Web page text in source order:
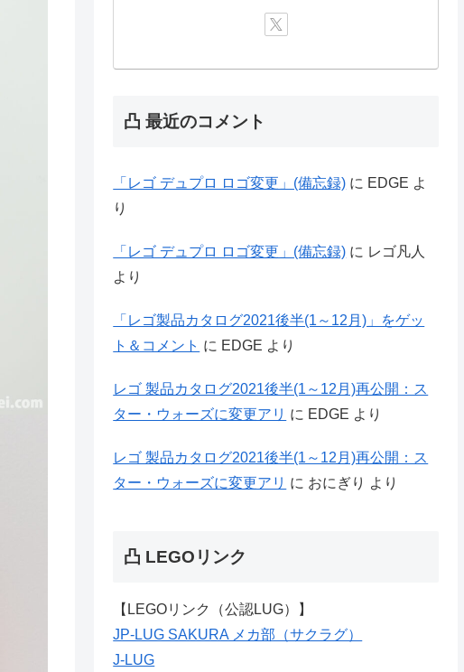
凸 最近のコメント
「レゴ デュプロ ロゴ変更」(備忘録) に EDGE よ
り
「レゴ デュプロ ロゴ変更」(備忘録) に レゴ凡人
より
「レゴ製品カタログ2021後半(1～12月)」をゲッ
ト＆コメント に EDGE より
レゴ 製品カタログ2021後半(1～12月)再公開：ス
ター・ウォーズに変更アリ に EDGE より
レゴ 製品カタログ2021後半(1～12月)再公開：ス
ター・ウォーズに変更アリ に おにぎり より
凸 LEGOリンク
【LEGOリンク（公認LUG）】
JP-LUG SAKURA メカ部（サクラグ）
J-LUG